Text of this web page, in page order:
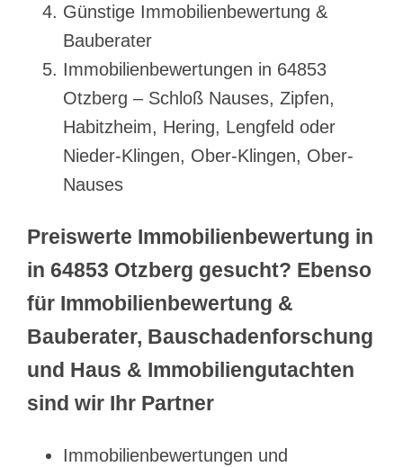
Günstige Immobilienbewertung &
Bauberater
Immobilienbewertungen in 64853
Otzberg – Schloß Nauses, Zipfen,
Habitzheim, Hering, Lengfeld oder
Nieder-Klingen, Ober-Klingen, Ober-
Nauses
Preiswerte Immobilienbewertung in
in 64853 Otzberg gesucht? Ebenso
für Immobilienbewertung &
Bauberater, Bauschadenforschung
und Haus & Immobiliengutachten
sind wir Ihr Partner
Immobilienbewertungen und